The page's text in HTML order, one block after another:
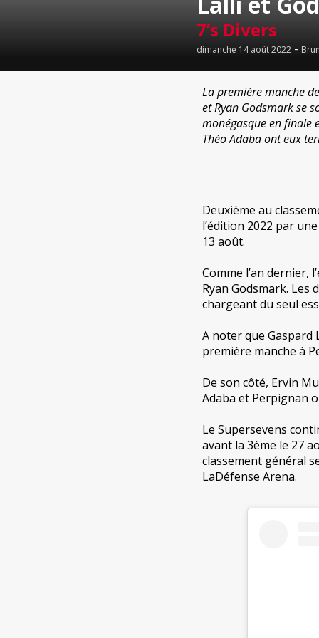
7’s Divers
dimanche 14 août 2022 -
La première manche
et Ryan Godsmark se
monégasque en finale
Théo Adaba ont eux
Deuxième au
l’édition 2022 par
13 août.
Comme l’an dernier,
Ryan Godsmark. Les
chargeant du seul
A noter que
première manche à
De son côté, Ervin
Adaba et Perpignan
Le Supersevens
avant la 3ème le 27
classement général
LaDéfense Arena.